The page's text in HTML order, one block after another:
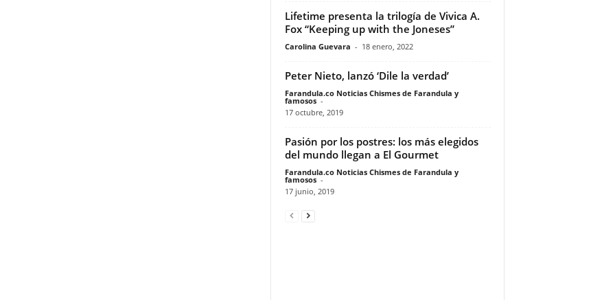
Lifetime presenta la trilogía de Vivica A.
Fox “Keeping up with the Joneses”
Carolina Guevara - 18 enero, 2022
Peter Nieto, lanzó ‘Dile la verdad’
Farandula.co Noticias Chismes de Farandula y
famosos -
17 octubre, 2019
Pasión por los postres: los más elegidos
del mundo llegan a El Gourmet
Farandula.co Noticias Chismes de Farandula y
famosos -
17 junio, 2019